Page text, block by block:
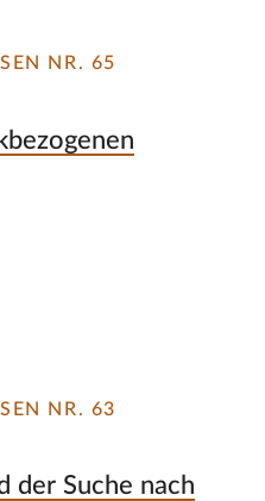
NR. 65
NR. 63
der Suche nach